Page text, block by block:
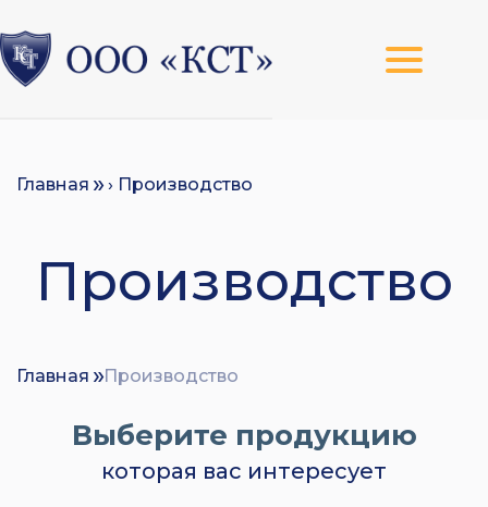
Главная › Производство
Производство
Главная Производство
Выберите продукцию
которая вас интересует